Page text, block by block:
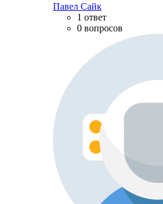
Павел Сайк
1 ответ
0 вопросов